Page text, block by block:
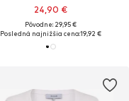
24,90 €
Pôvodne: 29,95 €
Posledná najnižšia cena:19,92 €